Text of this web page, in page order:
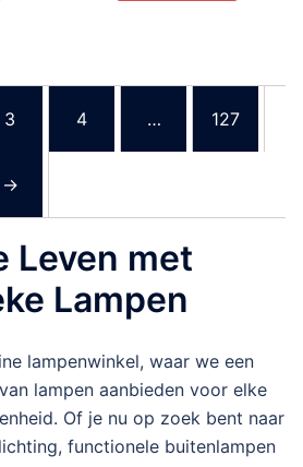
3 4 … 127
→
Leven met
Lampen
lampenwinkel, waar we een
lampen aanbieden voor elke
Of je nu op zoek bent naar
functionele buitenlampen